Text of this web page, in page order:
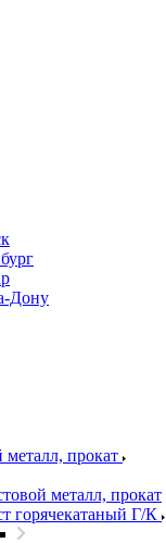
Дону
металл, прокат
металл, прокат
горячекатаный Г/К